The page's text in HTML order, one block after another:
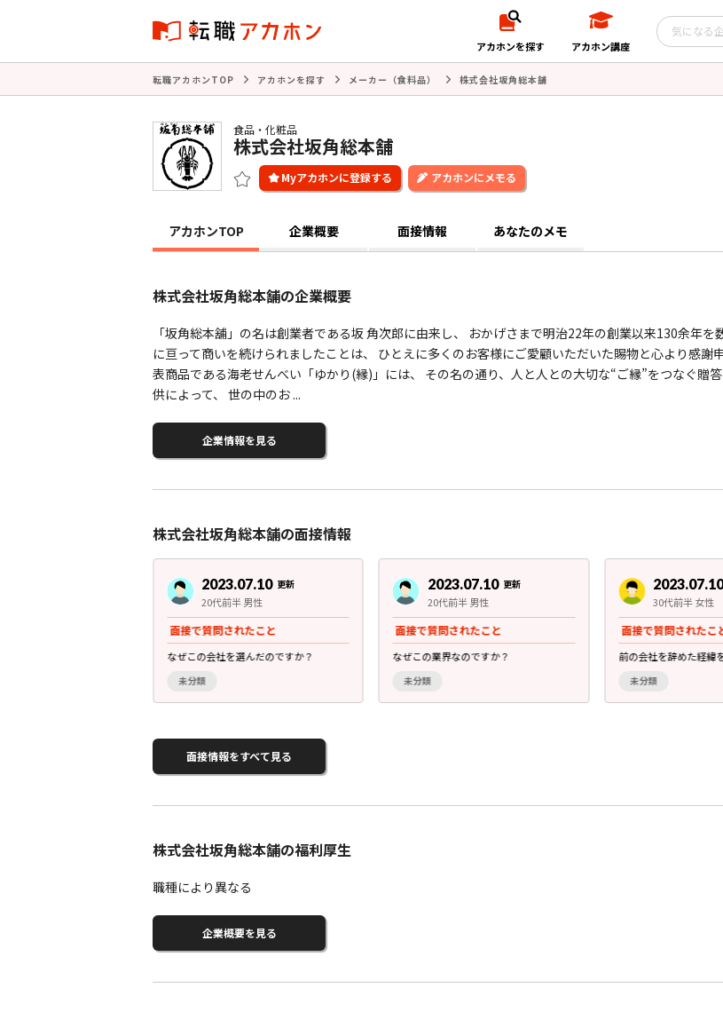
アカホンを探す アカホン講座
転職アカホンTOP アカホンを探す メーカー（食料品） 株式会社坂角総本舗
食品・化粧品
株式会社坂角総本舗
アカホンにメモる
アカホンTOP 企業概要 面接情報 あなたのメモ
株式会社坂角総本舗の企業概要
「坂角総本舖」の名は創業者である坂 角次郎に由来し、 おかげさまで明治22年の創業以来130余年を
に亘って商いを続けられましたことは、 ひとえに多くのお客様にご愛顧いただいた賜物と心より感謝
表商品である海老せんべい「ゆかり(縁)」には、 その名の通り、人と人との大切な“ご縁”をつなぐ贈
供によって、 世の中のお ...
企業情報を見る
株式会社坂角総本舗の面接情報
2023.07.10 更新
20代前半 男性
面接で質問されたこと
なぜこの会社を選んだのですか？
未分類
2023.07.10 更新
20代前半 男性
面接で質問されたこと
なぜこの業界なのですか？
未分類
2023.07.10
30代前半 女性
面接で質問されたこ
前の会社を辞めた経緯
未分類
面接情報をすべて見る
株式会社坂角総本舗の福利厚生
職種により異なる
企業概要を見る